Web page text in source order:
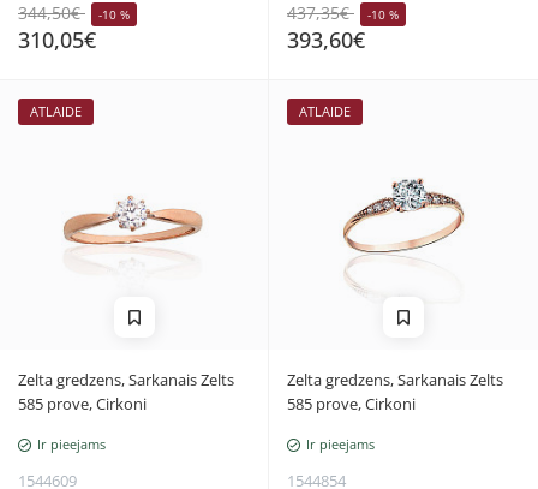
344,50€ -10 %
310,05€
437,35€ -10 %
393,60€
ATLAIDE
Zelta gredzens, Sarkanais Zelts
585 prove, Cirkoni
Ir pieejams
1544609
ATLAIDE
Zelta gredzens, Sarkanais Zelts
585 prove, Cirkoni
Ir pieejams
1544854